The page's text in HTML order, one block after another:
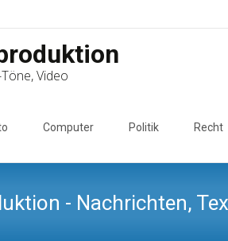
Video
Computer Politik Recht
- Nachrichten,